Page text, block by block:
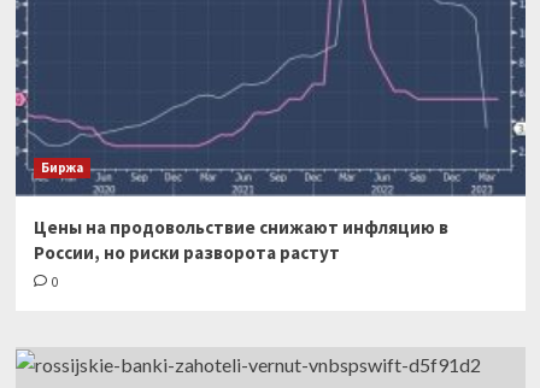
Биржа
Цены на продовольствие снижают инфляцию в
России, но риски разворота растут
0